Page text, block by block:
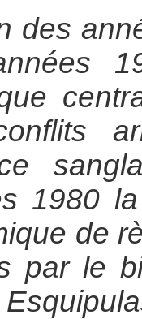
des
1980
de
par le